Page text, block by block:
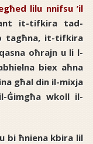
lilu nnifsu ’il
it-tifkira tad-
tagħna, it-tifkira
oħrajn u li l-
biex aħna
għal din il-mixja
Ġimgħa wkoll il-
bi ħniena kbira lil